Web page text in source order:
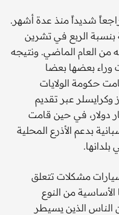
شديداً منذ عدة أشهر.
بنسبة الربع في تشرين
من العام الماضي. ونتيجه
بعضها بعضا
حكومة الولايات
وكرايسلر عبر تقديم
لهما بقيمة 17.4 مليار دولار، في حين قامت
بدعم الأذرع المحلية
مشكلات تتعلق
الأساسية من النوع
الناس الذين يسيطر